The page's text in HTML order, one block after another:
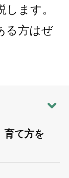
ます。
る方はぜ
育て方を